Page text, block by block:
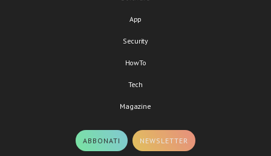
App
Security
HowTo
Tech
Magazine
ABBONATI NEWSLETTER